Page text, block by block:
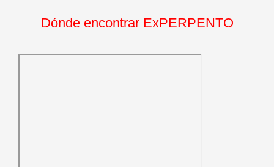
Dónde encontrar ExPERPENTO